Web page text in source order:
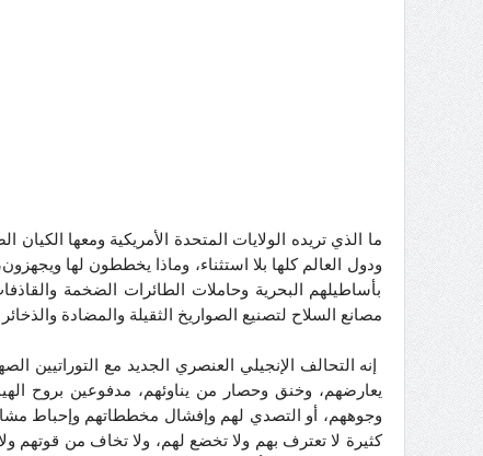
ما الذي تريده الولايات المتحدة الأمريكية ومعها
ودول العالم كلها بلا استثناء، وماذا يخططون لها
بأساطيلهم البحرية وحاملات الطائرات الضخمة
مصانع السلاح لتصنيع الصواريخ الثقيلة والمضادة
إنه التحالف الإنجيلي العنصري الجديد مع التوراتيين
يعارضهم، وخنق وحصار من يناوئهم، مدفوعين بروح
وجوههم، أو التصدي لهم وإفشال مخططاتهم وإحباط
كثيرة لا تعترف بهم ولا تخضع لهم، ولا تخاف من قوتهم